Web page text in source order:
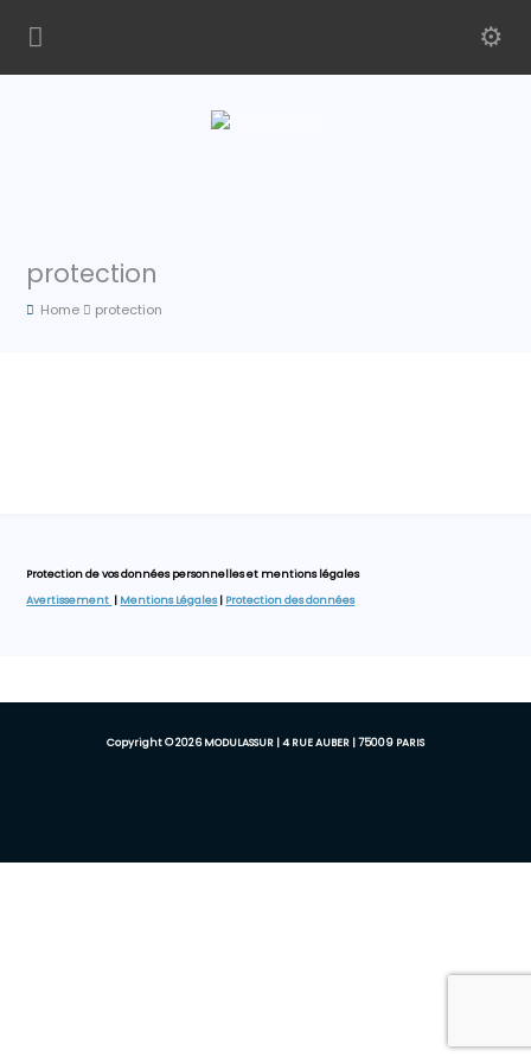
protection
Home protection
Protection de vos données personnelles et mentions légales
Avertissement | Mentions Légales| Protection des données
Copyright © 2026 MODULASSUR | 4 RUE AUBER | 75009 PARIS